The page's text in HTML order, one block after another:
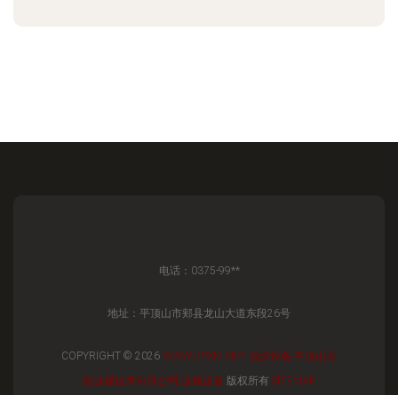
电话：0375-99**
地址：平顶山市郏县龙山大道东段26号
COPYRIGHT © 2026 WWW.CPXM.NET 选煤设备 平顶山国
能选煤技术有限公司 选煤设备 版权所有 SITEMAP